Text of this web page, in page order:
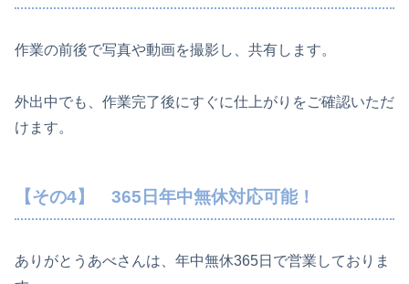
作業の前後で写真や動画を撮影し、共有します。
外出中でも、作業完了後にすぐに仕上がりをご確認いただ
けます。
【その4】 365日年中無休対応可能！
ありがとうあべさんは、年中無休365日で営業しておりま